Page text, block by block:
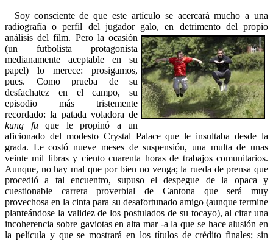
Soy consciente de que este artículo se acercará mucho a una
radiografía o perfil del jugador galo, en detrimento del propio
análisis del film. Pero la ocasión
(un futbolista protagonista
medianamente aceptable en su
papel) lo merece: prosigamos,
pues. Como prueba de su
desfachatez en el campo, su
episodio más tristemente
recordado: la patada voladora de
kung fuque le propinó a un
aficionado del modesto Crystal Palace que le insultaba desde la
grada. Le costó nueve meses de suspensión, una multa de unas
veinte mil libras y ciento cuarenta horas de trabajos comunitarios.
Aunque, no hay mal que por bien no venga; la rueda de prensa que
procedió a tal encuentro, supuso el despegue de la opaca y
cuestionable carrera proverbial de Cantona que será muy
provechosa en la cinta para su desafortunado amigo (aunque termine
planteándose la validez de los postulados de su tocayo), al citar una
incoherencia sobre gaviotas en alta mar -a la que se hace alusión en
la película y que se mostrará en los títulos de crédito finales; sin